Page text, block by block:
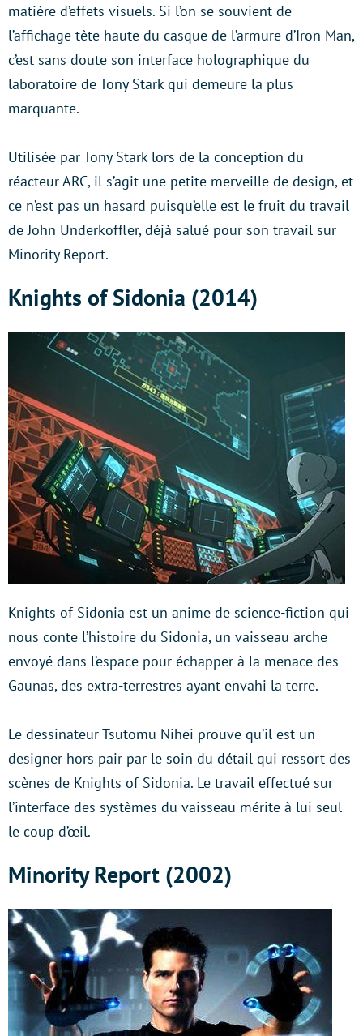
matière d’effets visuels. Si l’on se souvient de
l’affichage tête haute du casque de l’armure d’Iron Man,
c’est sans doute son interface holographique du
laboratoire de Tony Stark qui demeure la plus
marquante.
Utilisée par Tony Stark lors de la conception du
réacteur ARC, il s’agit une petite merveille de design, et
ce n’est pas un hasard puisqu’elle est le fruit du travail
de John Underkoffler, déjà salué pour son travail sur
Minority Report.
Knights of Sidonia (2014)
Knights of Sidonia est un anime de science-fiction qui
nous conte l’histoire du Sidonia, un vaisseau arche
envoyé dans l’espace pour échapper à la menace des
Gaunas, des extra-terrestres ayant envahi la terre.
Le dessinateur Tsutomu Nihei prouve qu’il est un
designer hors pair par le soin du détail qui ressort des
scènes de Knights of Sidonia. Le travail effectué sur
l’interface des systèmes du vaisseau mérite à lui seul
le coup d’œil.
Minority Report (2002)